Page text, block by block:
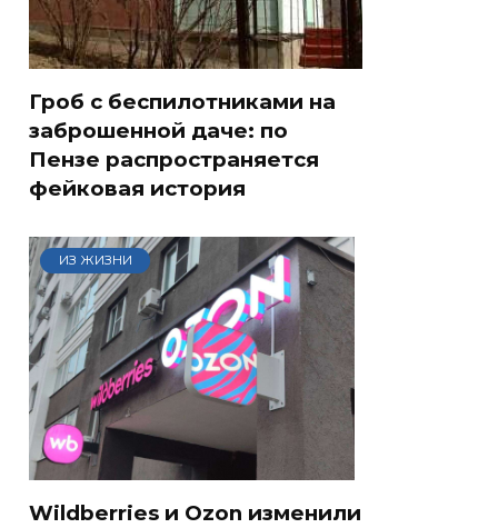
Гроб с беспилотниками на
заброшенной даче: по
Пензе распространяется
фейковая история
ИЗ ЖИЗНИ
Wildberries и Ozon изменили